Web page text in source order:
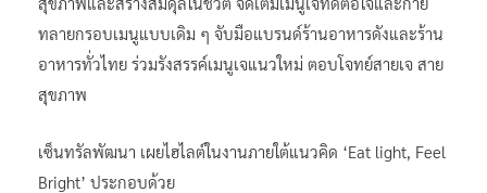
ทลายกรอบเมนูแบบเดิม ๆ จับมือแบรนด์ร้านอาหารดังและร้าน
อาหารทั่วไทย ร่วมรังสรรค์เมนูเจแนวใหม่ ตอบโจทย์สายเจ สาย
สุขภาพ
เซ็นทรัลพัฒนา เผยไฮไลต์ในงานภายใต้แนวคิด ‘Eat light, Feel
Bright’ ประกอบด้วย